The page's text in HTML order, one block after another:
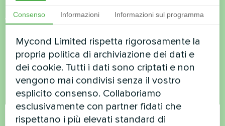
Volete acquistare o avete
domande?
Contattateci e vi aiuteremo
Nome
Consenso Informazioni Informazioni sul programma
Mycond Limited rispetta rigorosamente la
propria politica di archiviazione dei dati e
dei cookie. Tutti i dati sono criptati e non
vengono mai condivisi senza il vostro
esplicito consenso. Collaboriamo
esclusivamente con partner fidati che
rispettano i più elevati standard di